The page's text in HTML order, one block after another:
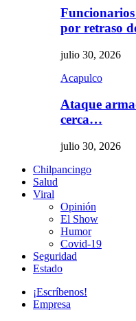
por retraso
julio 30, 2026
Acapulco
Ataque
cerca…
julio 30, 2026
Chilpancingo
Salud
Viral
Opinión
El Show
Humor
Covid-19
Seguridad
Estado
¡Escríbenos!
Empresa